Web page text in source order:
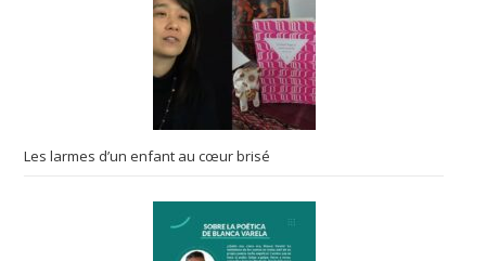
Les larmes d’un enfant au cœur brisé